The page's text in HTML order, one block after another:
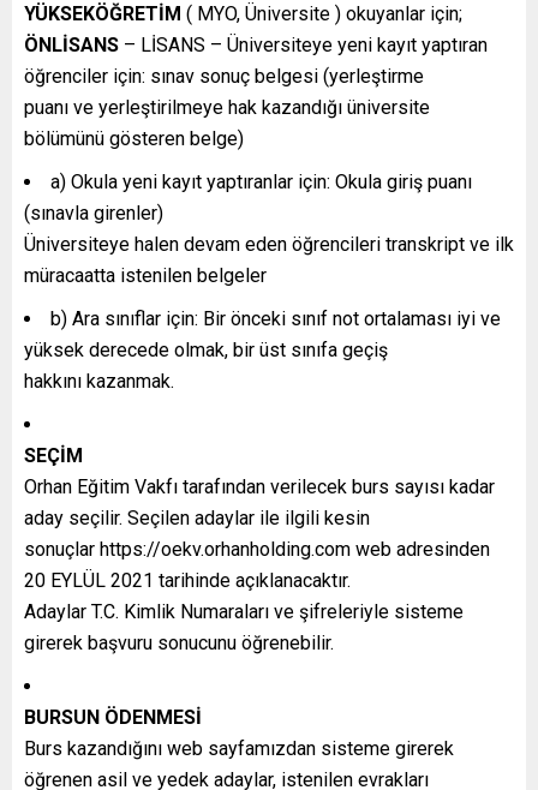
YÜKSEKÖĞRETİM ( MYO, Üniversite ) okuyanlar için;
ÖNLİSANS – LİSANS – Üniversiteye yeni kayıt yaptıran
öğrenciler için: sınav sonuç belgesi (yerleştirme
puanı ve yerleştirilmeye hak kazandığı üniversite
bölümünü gösteren belge)
a) Okula yeni kayıt yaptıranlar için: Okula giriş puanı
(sınavla girenler)
Üniversiteye halen devam eden öğrencileri transkript ve ilk
müracaatta istenilen belgeler
b) Ara sınıflar için: Bir önceki sınıf not ortalaması iyi ve
yüksek derecede olmak, bir üst sınıfa geçiş
hakkını kazanmak.
SEÇİM
Orhan Eğitim Vakfı tarafından verilecek burs sayısı kadar
aday seçilir. Seçilen adaylar ile ilgili kesin
sonuçlar https://oekv.orhanholding.com web adresinden
20 EYLÜL 2021 tarihinde açıklanacaktır.
Adaylar T.C. Kimlik Numaraları ve şifreleriyle sisteme
girerek başvuru sonucunu öğrenebilir.
BURSUN ÖDENMESİ
Burs kazandığını web sayfamızdan sisteme girerek
öğrenen asil ve yedek adaylar, istenilen evrakları